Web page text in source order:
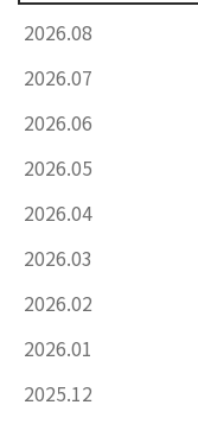
2026.08
2026.07
2026.06
2026.05
2026.04
2026.03
2026.02
2026.01
2025.12